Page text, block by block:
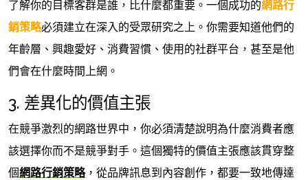
了解你的目標客群是誰，比什麼都重要。一個成功的網路行
銷策略必須建立在深入的受眾研究之上。你需要知道他們的
年齡層、興趣愛好、消費習慣、使用的社群平台，甚至是他
們會在什麼時間上網。
3. 差異化的價值主張
在競爭激烈的網路世界中，你必須清楚說明為什麼消費者應
該選擇你而不是競爭對手。這個獨特的價值主張應該貫穿整
個網路行銷策略，從品牌訊息到內容創作，都要一致地傳達